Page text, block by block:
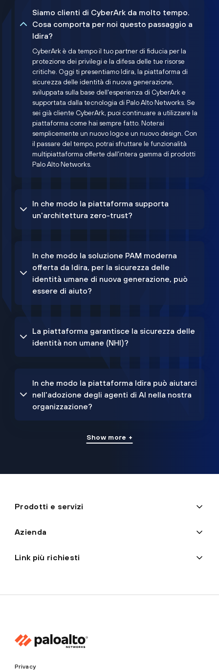
Siamo clienti di CyberArk da molto tempo.
Cosa comporta per noi questo passaggio a
Idira?
CyberArk è da tempo il tuo partner di fiducia per la
protezione dei privilegi e la difesa delle tue risorse
critiche. Oggi ti presentiamo Idira, la piattaforma di
sicurezza delle identità di nuova generazione,
sviluppata sulla base dell'esperienza di CyberArk e
supportata dalla tecnologia di Palo Alto Networks. Se
sei già cliente CyberArk, puoi continuare a utilizzare la
piattaforma come hai sempre fatto. Noterai
semplicemente un nuovo logo e un nuovo design. Con
il passare del tempo, potrai sfruttare le funzionalità
multipiattaforma offerte dall'intera gamma di prodotti
Palo Alto Networks.
In che modo la piattaforma supporta
un'architettura zero-trust?
In che modo la soluzione PAM moderna
offerta da Idira, per la sicurezza delle
identità umane di nuova generazione, può
essere di aiuto?
La piattaforma garantisce la sicurezza delle
identità non umane (NHI)?
In che modo la piattaforma Idira può aiutarci
nell'adozione degli agenti di AI nella nostra
organizzazione?
Show more +
Prodotti e servizi
Azienda
Link più richiesti
Privacy